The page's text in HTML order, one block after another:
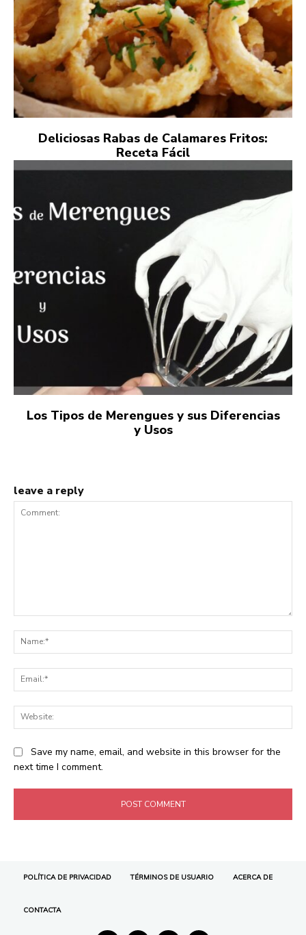
POLÍTICA DE PRIVACIDAD TÉRMINOS DE USUARIO ACERCA DE
CONTACTA